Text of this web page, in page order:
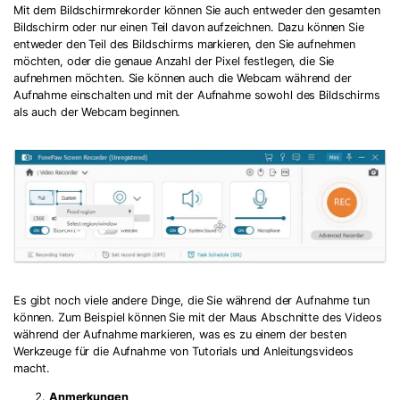
Mit dem Bildschirmrekorder können Sie auch entweder den gesamten
Bildschirm oder nur einen Teil davon aufzeichnen. Dazu können Sie
entweder den Teil des Bildschirms markieren, den Sie aufnehmen
möchten, oder die genaue Anzahl der Pixel festlegen, die Sie
aufnehmen möchten. Sie können auch die Webcam während der
Aufnahme einschalten und mit der Aufnahme sowohl des Bildschirms
als auch der Webcam beginnen.
Es gibt noch viele andere Dinge, die Sie während der Aufnahme tun
können. Zum Beispiel können Sie mit der Maus Abschnitte des Videos
während der Aufnahme markieren, was es zu einem der besten
Werkzeuge für die Aufnahme von Tutorials und Anleitungsvideos
macht.
Anmerkungen